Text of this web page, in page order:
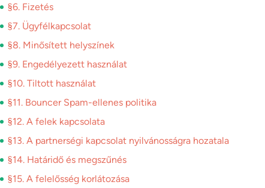
§6. Fizetés
§7. Ügyfélkapcsolat
§8. Minősített helyszínek
§9. Engedélyezett használat
§10. Tiltott használat
§11. Bouncer Spam-ellenes politika
§12. A felek kapcsolata
§13. A partnerségi kapcsolat nyilvánosságra hozatala
§14. Határidő és megszűnés
§15. A felelősség korlátozása